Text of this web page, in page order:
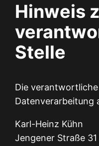
Hinweis
Stelle
Die
Datenverarbeitung
Karl-Heinz Kühn
Jengener Straße 31